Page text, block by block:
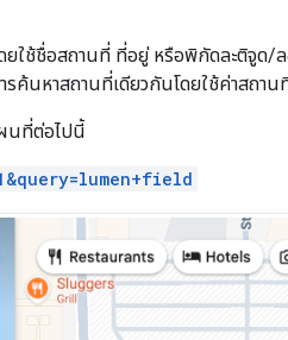
ดยใช้ชื่อสถานที่ ที่อยู่ หรือพิกัดละติ
ค้นหาสถานที่เดียวกันโดยใช้ค่าสถาน
นที่ต่อไปนี้